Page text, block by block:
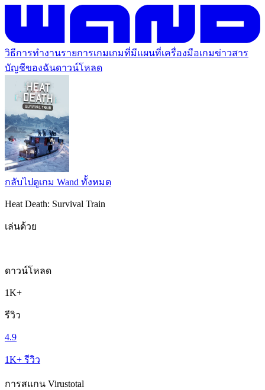
วิธีการทำงานรายการเกมเกมที่มีแผนที่เครื่องมือเกมข่าวสาร
บัญชีของฉันดาวน์โหลด
กลับไปดูเกม Wand ทั้งหมด
Heat Death: Survival Train
เล่นด้วย
ดาวน์โหลด
1K+
รีวิว
4.9
1K+ รีวิว
การสแกน Virustotal